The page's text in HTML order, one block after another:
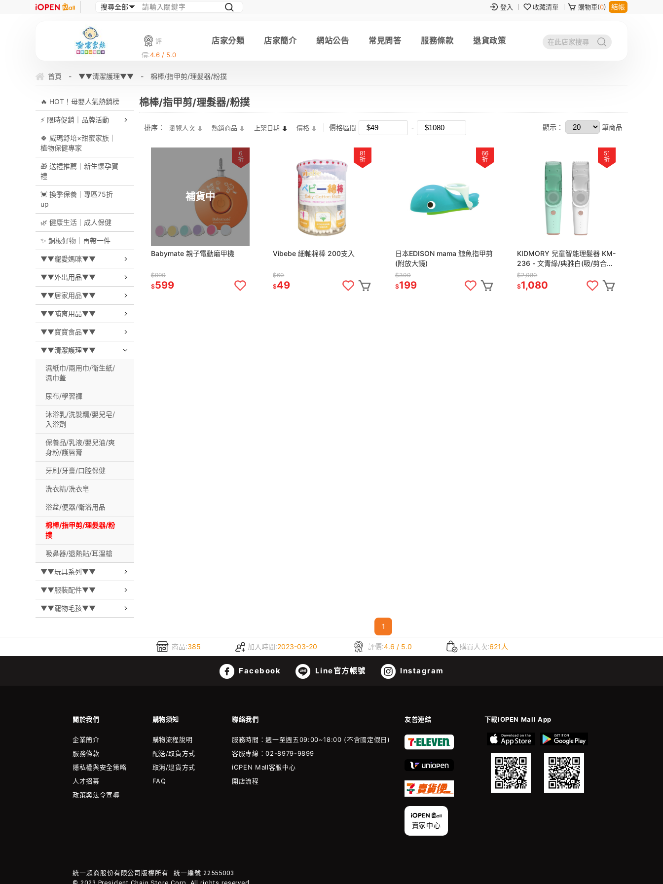
登入 收藏清單 購物車(0) 結帳
評
價:4.6 / 5.0
店家分類 店家簡介 網站公告 常見問答 服務條款 退貨政策
首頁 - ▼▼清潔護理▼▼ - 棉棒/指甲剪/理髮器/粉撲
🔥 HOT！母嬰人氣熱銷榜
⚡ 限時促銷｜品牌活動
🍀 威瑪舒培×甜蜜家族｜
植物保健專家
🎁 送禮推薦｜新生懷孕賀
禮
💓 換季保養｜專區75折
up
🌿 健康生活｜成人保健
✨ 銅板好物｜再帶一件
▼▼寵愛媽咪▼▼
▼▼外出用品▼▼
▼▼居家用品▼▼
▼▼哺育用品▼▼
▼▼寶寶食品▼▼
▼▼清潔護理▼▼
濕紙巾/兩用巾/衛生紙/
濕巾蓋
尿布/學習褲
沐浴乳/洗髮精/嬰兒皂/
入浴劑
保養品/乳液/嬰兒油/爽
身粉/護唇膏
牙刷/牙膏/口腔保健
洗衣精/洗衣皂
浴盆/便器/衛浴用品
棉棒/指甲剪/理髮器/粉
撲
吸鼻器/退熱貼/耳溫槍
▼▼玩具系列▼▼
▼▼服裝配件▼▼
▼▼寵物毛孩▼▼
棉棒/指甲剪/理髮器/粉撲
排序： 瀏覽人次 熱銷商品 上架日期 價格 價格區間 顯示： 筆商品
補貨中
6
折
Babymate 親子電動磨甲機
$990
$599
81
折
Vibebe 細軸棉棒 200支入
$60
$49
66
折
日本EDISON mama 鯨魚指甲剪
(附放大鏡)
$300
$199
51
折
KIDMORY 兒童智能理髮器 KM-
236 - 文青綠/典雅白(吸/剪合
一)
$2,080
$1,080
1
商品:385 加入時間:2023-03-20 評價:4.6 / 5.0 購買人次:621人
Facebook Line官方帳號 Instagram
關於我們 購物須知 聯絡我們 友善連結 下載iOPEN Mall App
企業簡介
服務條款
隱私權與安全策略
人才招募
政策與法令宣導
購物流程說明
配送/取貨方式
取消/退貨方式
FAQ
服務時間：週一至週五09:00~18:00 (不含國定假日)
客服專線：02-8979-9899
iOPEN Mall客服中心
開店流程
賣家中心
統一超商股份有限公司版權所有
統一編號:22555003